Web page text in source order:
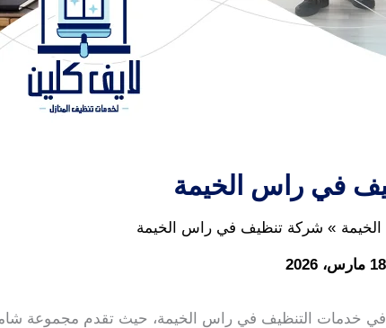
في راس الخيمة
شركة تنظيف في راس الخيمة
18 مارس، 2026
خدمات التنظيف في راس الخيمة، حيث تقدم مجموعة